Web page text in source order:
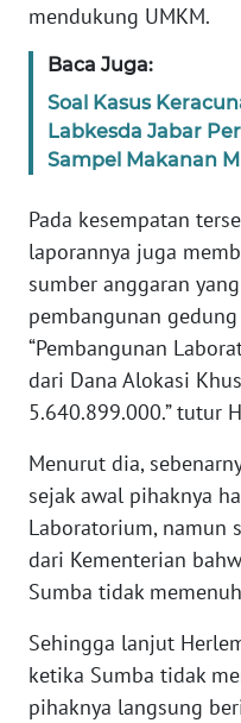
mendukung UMKM.
Baca Juga:
Soal Kasus
Labkesda Jabar
Sampel Makanan
Pada kesempatan
laporannya juga
sumber anggaran
pembangunan
“Pembangunan
dari Dana Alokasi
5.640.899.000.” tutur
Menurut dia,
sejak awal pihaknya
Laboratorium, namun
dari Kementerian
Sumba tidak
Sehingga lanjut
ketika Sumba tidak
pihaknya langsung
SUMUT
WN
JAKARTA
WN
WN
BANTEN
WN
NTT
WN
KEPRI
WN
PAPUA
WN
PAPUA
BARAT